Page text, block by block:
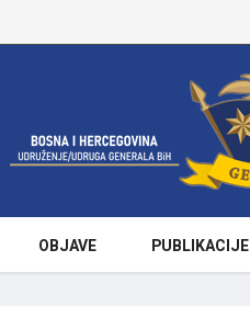
OBJAVE PUBLIKACIJE